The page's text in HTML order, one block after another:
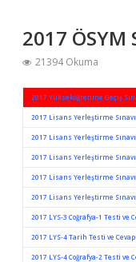
2017 ÖSYM
21394 Okuma
2017 Yükseköğretime Geçiş
2017 Lisans Yerleştirme
2017 Lisans Yerleştirme
2017 Lisans Yerleştirme
2017 Lisans Yerleştirme
2017 Lisans Yerleştirme
2017 LYS-3 Coğrafya-1 Testi ve
2017 LYS-4 Tarih Testi ve
2017 LYS-4 Coğrafya-2 Testi ve